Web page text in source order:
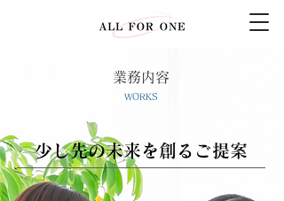
WORKS
業務内容
少し先の未来を創るご提案